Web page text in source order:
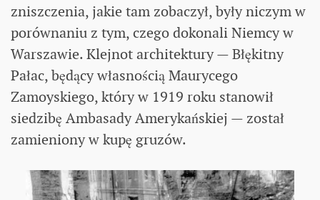
zniszczenia, jakie tam zobaczył, były niczym w
porównaniu z tym, czego dokonali Niemcy w
Warszawie. Klejnot architektury — Błękitny
Pałac, będący własnością Maurycego
Zamoyskiego, który w 1919 roku stanowił
siedzibę Ambasady Amerykańskiej — został
zamieniony w kupę gruzów.